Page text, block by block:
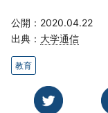
公開：2020.04.22
出典： 大学通信
教育